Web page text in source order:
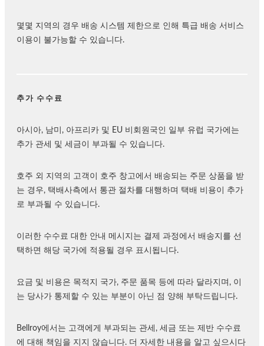
몇몇 지역의 경우 배송 시스템 제한으로 인해 특급 배송 서비스
이용이 불가능할 수 있습니다.
추가 수수료
아시아, 남미, 아프리카 및 EU 비회원국인 일부 유럽 국가에는
추가 관세 및 세금이 부과될 수 있습니다.
호주 외 지역의 고객이 호주 창고에서 배송되는 주문 상품을 받
는 경우, 택배사측에서 통관 절차를 대행하며 택배 비용이 추가
로 부과될 수 있습니다.
이러한 수수료 대한 안내 메시지는 결제 과정에서 배송지를 선
택하면 해당 국가에 적용될 경우 표시됩니다.
요금 및 비용은 목적지 국가, 주문 품목 등에 따라 달라지며, 이
는 당사가 통제할 수 있는 부분이 아닌 점 양해 부탁드립니다.
Bellroy에서는 고객에게 부과되는 관세, 세금 또는 제반 수수료
에 대해 책임을 지지 않습니다. 더 자세한 내용을 알고 싶으시다